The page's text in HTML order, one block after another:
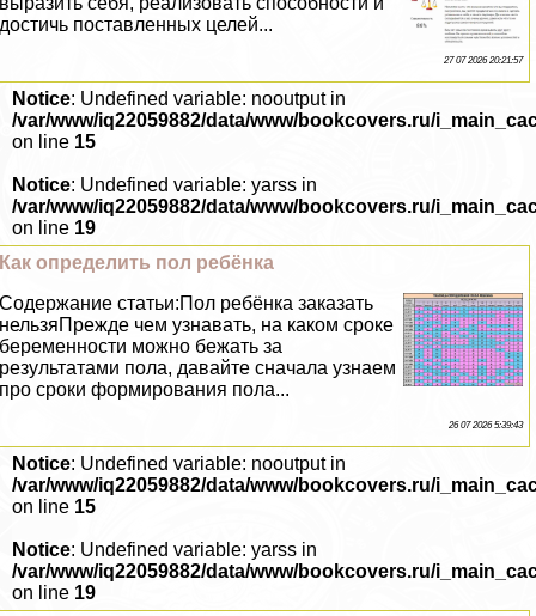
достичь поставленных целей...
27 07 2026 20:21:57
Notice: Undefined variable: nooutput in
/var/www/iq22059882/data/www/bookcovers.ru/
on line 15
Notice: Undefined variable: yarss in
/var/www/iq22059882/data/www/bookcovers.ru/
on line 19
Как определить пол ребёнка
Содержание статьи:Пол ребёнка заказать
нельзяПрежде чем узнавать, на каком сроке
беременности можно бежать за
результатами пола, давайте сначала узнаем
про сроки формирования пола...
26 07 2026 5:39:43
Notice: Undefined variable: nooutput in
/var/www/iq22059882/data/www/bookcovers.ru/
on line 15
Notice: Undefined variable: yarss in
/var/www/iq22059882/data/www/bookcovers.ru/
on line 19